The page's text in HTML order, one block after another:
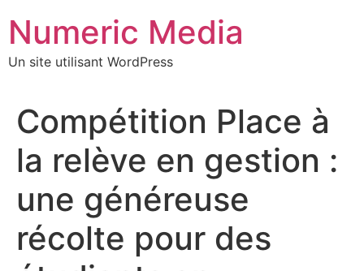
contenu
Numeric Media
Un site utilisant WordPress
Compétition Place à
la relève en gestion :
une généreuse
récolte pour des